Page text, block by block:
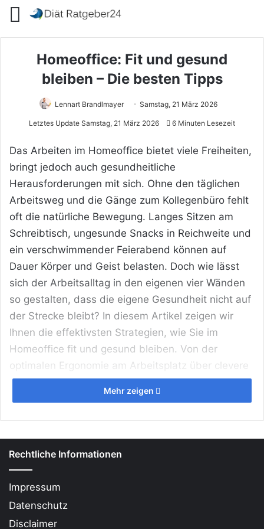
Menü
Homeoffice: Fit und gesund
bleiben – Die besten Tipps
Lennart Brandlmayer Samstag, 21 März 2026
Letztes Update Samstag, 21 März 2026 6 Minuten Lesezeit
Das Arbeiten im Homeoffice bietet viele Freiheiten,
bringt jedoch auch gesundheitliche
Herausforderungen mit sich. Ohne den täglichen
Arbeitsweg und die Gänge zum Kollegenbüro fehlt
oft die natürliche Bewegung. Langes Sitzen am
Schreibtisch, ungesunde Snacks in Reichweite und
ein verschwimmender Feierabend können auf
Dauer Körper und Geist belasten. Doch wie lässt
sich der Arbeitsalltag in den eigenen vier Wänden
so gestalten, dass die eigene Gesundheit nicht auf
der Strecke bleibt? In diesem Artikel zeigen wir
Ihnen die effektivsten Strategien, wie Sie im
Homeoffice fit und gesund bleiben. Von der
optimalen Ergonomie am Arbeitsplatz über clevere
Ernährungstipps bis hin zu mentalen Pausen –
entdecken Sie, wie Sie Ihre Leistungsfähigkeit
Ergonomie ist das A und O:
eingestellter Schreibtisch und Stuhl beugen
Rückenschmerzen vor.
Mehr zeigen
Rechtliche Informationen
Impressum
Datenschutz
Disclaimer